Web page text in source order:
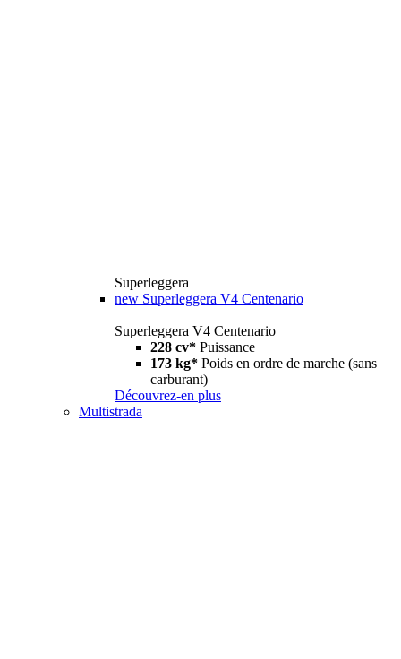
Superleggera
new Superleggera V4 Centenario
Superleggera V4 Centenario
228 cv* Puissance
173 kg* Poids en ordre de marche (sans
carburant)
Découvrez-en plus
Multistrada